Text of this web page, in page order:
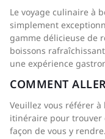
Le voyage culinaire à
simplement
gamme délicieuse de
boissons
une expérience
COMMENT
Veuillez vous référer
itinéraire pour trouver
façon de vous y rendre.